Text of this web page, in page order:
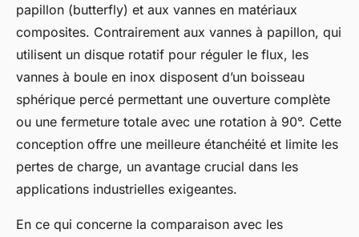
papillon (butterfly) et aux vannes en matériaux
composites. Contrairement aux vannes à papillon, qui
utilisent un disque rotatif pour réguler le flux, les
vannes à boule en inox disposent d’un boisseau
sphérique percé permettant une ouverture complète
ou une fermeture totale avec une rotation à 90°. Cette
conception offre une meilleure étanchéité et limite les
pertes de charge, un avantage crucial dans les
applications industrielles exigeantes.
En ce qui concerne la comparaison avec les